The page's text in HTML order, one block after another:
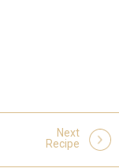
Next
Recipe